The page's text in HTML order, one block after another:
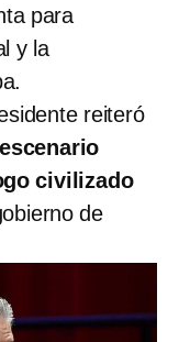
para
y la
reiteró
civilizado
de